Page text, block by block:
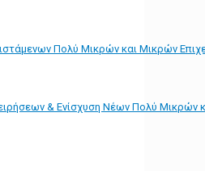
Πολύ Μικρών και Μικρών
& Ενίσχυση Νέων Πολύ Μικρών